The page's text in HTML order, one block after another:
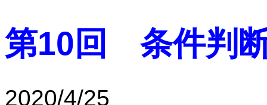
第10回 条件判
2020/4/25